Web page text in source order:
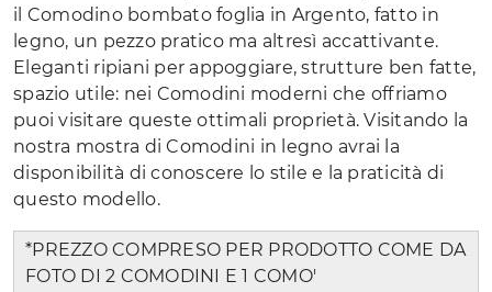
il Comodino bombato foglia in Argento, fatto in
legno, un pezzo pratico ma altresì accattivante.
Eleganti ripiani per appoggiare, strutture ben fatte,
spazio utile: nei Comodini moderni che offriamo
puoi visitare queste ottimali proprietà. Visitando la
nostra mostra di Comodini in legno avrai la
disponibilità di conoscere lo stile e la praticità di
questo modello.
*PREZZO COMPRESO PER PRODOTTO COME DA
FOTO DI 2 COMODINI E 1 COMO'